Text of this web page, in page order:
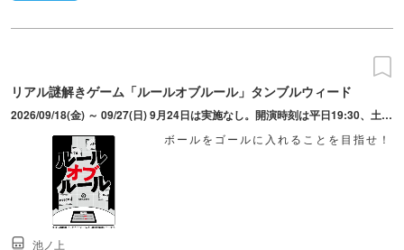
リアル謎解きゲーム「ルールオブルール」タンブルウィード
2026/09/18(金) ～ 09/27(日) 9月24日は実施なし。開演時刻は平日19:30、土日祝10:00/12:45/15:45/18:30。開場は開演の15分前。入場締切は2分前。
ボールをゴールに入れることを目指せ！
池ノ上